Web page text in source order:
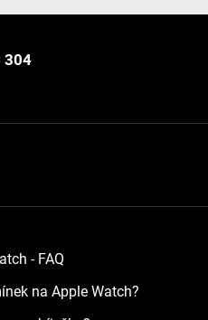
304
- FAQ
na Apple Watch?